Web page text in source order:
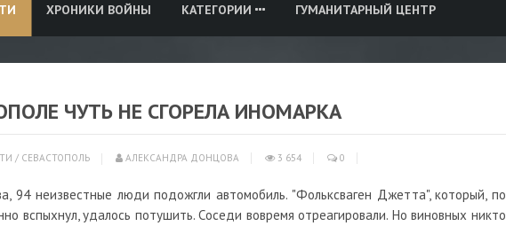
ХРОНИКИ ВОЙНЫ КАТЕГОРИИ ГУМАНИТАРНЫЙ ЦЕНТР
ЧУТЬ НЕ СГОРЕЛА ИНОМАРКА
/ СЕВАСТОПОЛЬ АЛЕКСАНДРА ДОНЦОВА 3 654 0
94 неизвестные люди подожгли автомобиль. "Фольксваген Джетта", который, по
вспыхнул, удалось потушить. Соседи вовремя отреагировали. Но виновных никто